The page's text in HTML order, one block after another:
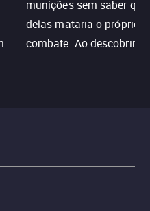
munições sem saber
delas mataria o próprio
combate. Ao descobrir a